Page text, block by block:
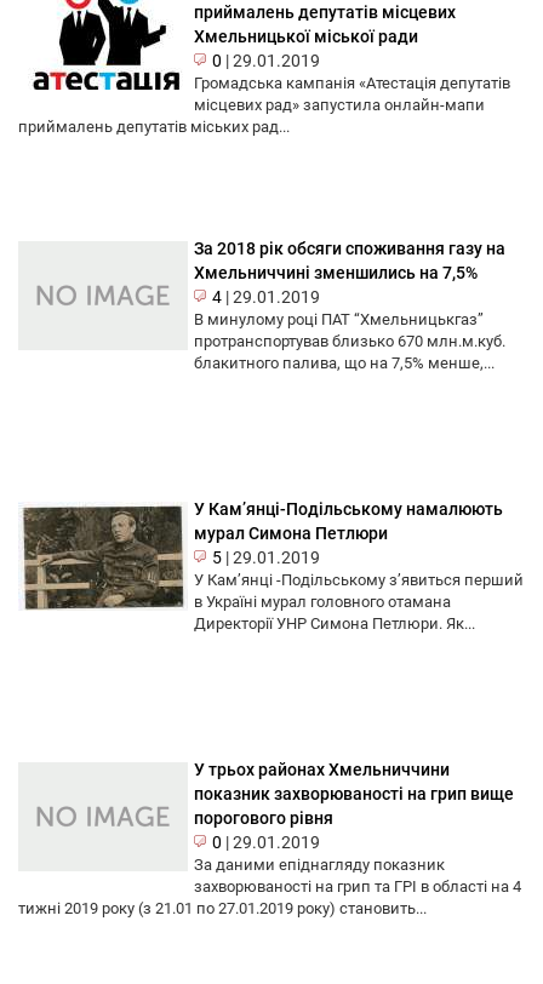
приймалень депутатів місцевих
Хмельницької міської ради
0 |29.01.2019
Громадська кампанія «Атестація депутатів
місцевих рад» запустила онлайн-мапи
приймалень депутатів міських рад...
За 2018 рік обсяги споживання газу на
Хмельниччині зменшились на 7,5%
4 |29.01.2019
В минулому році ПАТ “Хмельницькгаз”
протранспортував близько 670 млн.м.куб.
блакитного палива, що на 7,5% менше,...
У Кам’янці-Подільському намалюють
мурал Симона Петлюри
5 |29.01.2019
У Кам’янці -Подільському з’явиться перший
в Україні мурал головного отамана
Директорії УНР Симона Петлюри. Як...
У трьох районах Хмельниччини
показник захворюваності на грип вище
порогового рівня
0 |29.01.2019
За даними епіднагляду показник
захворюваності на грип та ГРІ в області на 4
тижні 2019 року (з 21.01 по 27.01.2019 року) становить...